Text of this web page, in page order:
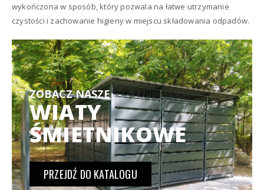
wykończona w sposób, który pozwala na łatwe utrzymanie
czystości i zachowanie higieny w miejscu składowania odpadów.
ZOBACZ NASZE
WIATY
ŚMIETNIKOWE
PRZEJDŹ DO KATALOGU